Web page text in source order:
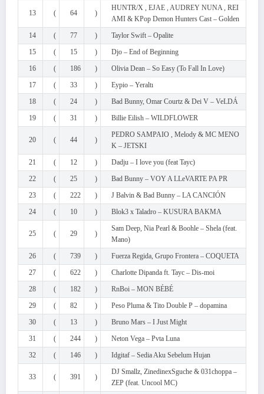
13 ( 64 )
HUNTR/X , EJAE , AUDREY NUNA , REI
AMI & KPop Demon Hunters Cast – Golden
14
( 77 )
Taylor Swift – Opalite
15
( 15 )
Djo – End of Beginning
16
( 186 )
Olivia Dean – So Easy (To Fall In Love)
17
( 33 )
Eypio – Yeraltı
18
( 24 )
Bad Bunny, Omar Courtz & Dei V – VeLDÁ
19
( 31 ) Billie Eilish – WILDFLOWER
20 ( 44 )
PEDRO SAMPAIO , Melody & MC MENO
K – JETSKI
21
( 12 )
Dadju – I love you (feat Tayc)
22
( 25 )
Bad Bunny – VOY A LLeVARTE PA PR
23
( 222 )
J Balvin & Bad Bunny – LA CANCIÓN
24
( 10 ) Blok3 x Taladro – KUSURA BAKMA
25 ( 29 )
Sam Deep, Nia Pearl & Boohle – Shela (feat.
Mano)
26
( 739 )
Fuerza Regida, Grupo Frontera – COQUETA
27
( 622 )
Charlotte Dipanda ft. Tayc – Dis-moi
28
( 182 )
RnBoi – MON BÉBÉ
29
( 82 )
Peso Pluma & Tito Double P – dopamina
30
( 13 )
Bruno Mars – I Just Might
31
( 244 )
Neton Vega – Pvta Luna
32
( 146 ) Idgitaf – Sedia Aku Sebelum Hujan
33 ( 391 )
DJ Smallz, ZinedinexSguche & 031choppa –
ZEP (feat. Uncool MC)